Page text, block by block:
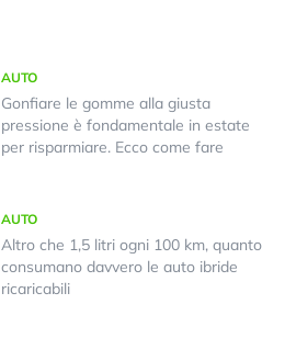
AUTO
Gonfiare le gomme alla giusta
pressione è fondamentale in estate
per risparmiare. Ecco come fare
AUTO
Altro che 1,5 litri ogni 100 km, quanto
consumano davvero le auto ibride
ricaricabili